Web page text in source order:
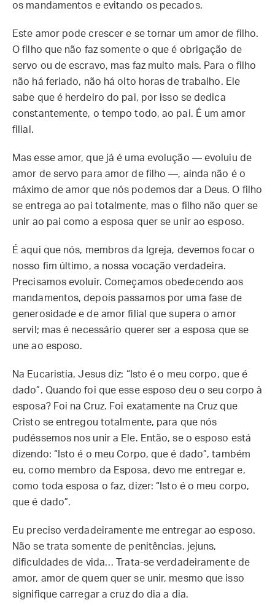
os mandamentos e evitando os pecados.
Este amor pode crescer e se tornar um amor de filho.
O filho que não faz somente o que é obrigação de
servo ou de escravo, mas faz muito mais. Para o filho
não há feriado, não há oito horas de trabalho. Ele
sabe que é herdeiro do pai, por isso se dedica
constantemente, o tempo todo, ao pai. É um amor
filial.
Mas esse amor, que já é uma evolução — evoluiu de
amor de servo para amor de filho —, ainda não é o
máximo de amor que nós podemos dar a Deus. O filho
se entrega ao pai totalmente, mas o filho não quer se
unir ao pai como a esposa quer se unir ao esposo.
É aqui que nós, membros da Igreja, devemos focar o
nosso fim último, a nossa vocação verdadeira.
Precisamos evoluir. Começamos obedecendo aos
mandamentos, depois passamos por uma fase de
generosidade e de amor filial que supera o amor
servil; mas é necessário querer ser a esposa que se
une ao esposo.
Na Eucaristia, Jesus diz: “Isto é o meu corpo, que é
dado”. Quando foi que esse esposo deu o seu corpo à
esposa? Foi na Cruz. Foi exatamente na Cruz que
Cristo se entregou totalmente, para que nós
pudéssemos nos unir a Ele. Então, se o esposo está
dizendo: “Isto é o meu Corpo, que é dado”, também
eu, como membro da Esposa, devo me entregar e,
como toda esposa o faz, dizer: “Isto é o meu corpo,
que é dado”.
Eu preciso verdadeiramente me entregar ao esposo.
Não se trata somente de penitências, jejuns,
dificuldades de vida… Trata-se verdadeiramente de
amor, amor de quem quer se unir, mesmo que isso
signifique carregar a cruz do dia a dia.